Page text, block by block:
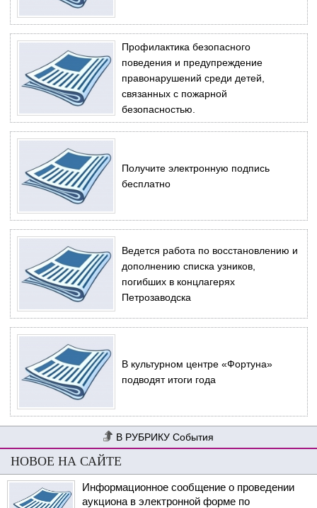
Профилактика безопасного
поведения и предупреждение
правонарушений среди детей,
связанных с пожарной
безопасностью.
Получите электронную подпись
бесплатно
Ведется работа по восстановлению и
дополнению списка узников,
погибших в концлагерях
Петрозаводска
В культурном центре «Фортуна»
подводят итоги года
События
НОВОЕ НА САЙТЕ
Информационное сообщение о проведении
аукциона в электронной форме по